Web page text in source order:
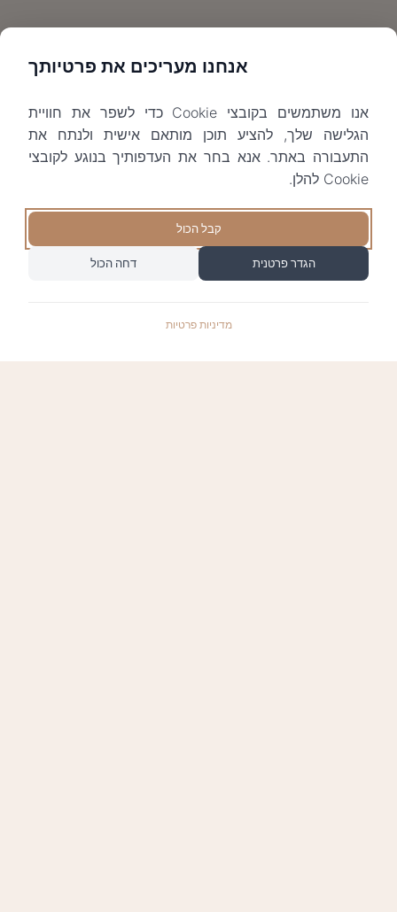
אנחנו מעריכים את פרטיותך
אנו משתמשים בקובצי Cookie כדי לשפר את חוויית
הגלישה שלך, להציע תוכן מותאם אישית ולנתח את
התעבורה באתר. אנא בחר את העדפותיך בנוגע לקובצי
Cookie להלן.
קבל הכול
הגדר פרטנית דחה הכול
מדיניות פרטיות